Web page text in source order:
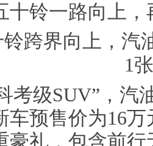
十铃一路向上，
级SUV”，汽
车预售价为16
豪礼，包含前